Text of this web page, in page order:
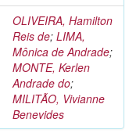
OLIVEIRA, Hamilton
Reis de; LIMA,
Mônica de Andrade;
MONTE, Kerlen
Andrade do;
MILITÃO, Vivianne
Benevides